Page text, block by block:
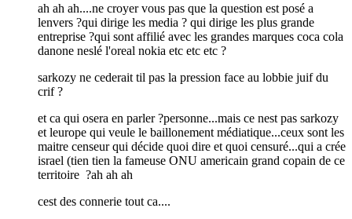
ah ah ah....ne croyer vous pas que la question est posé a
lenvers ?qui dirige les media ? qui dirige les plus grande
entreprise ?qui sont affilié avec les grandes marques coca cola
danone neslé l'oreal nokia etc etc etc ?
sarkozy ne cederait til pas la pression face au lobbie juif du
crif ?
et ca qui osera en parler ?personne...mais ce nest pas sarkozy
et leurope qui veule le baillonement médiatique...ceux sont les
maitre censeur qui décide quoi dire et quoi censuré...qui a crée
israel (tien tien la fameuse ONU americain grand copain de ce
territoire ?ah ah ah
cest des connerie tout ca....